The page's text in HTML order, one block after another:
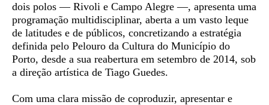
dois polos — Rivoli e Campo Alegre —, apresenta uma
programação multidisciplinar, aberta a um vasto leque
de latitudes e de públicos, concretizando a estratégia
definida pelo Pelouro da Cultura do Município do
Porto, desde a sua reabertura em setembro de 2014, sob
a direção artística de Tiago Guedes.
Com uma clara missão de coproduzir, apresentar e